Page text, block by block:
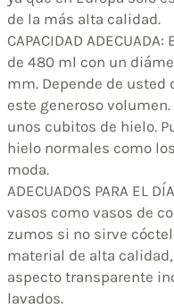
de la más alta calidad.
CAPACIDAD
de 480 ml con un
mm. Depende de usted
este generoso
unos cubitos de hielo.
hielo normales como
moda.
ADECUADOS PARA EL
vasos como vasos de
zumos si no sirve
material de alta
aspecto transparente
lavados.